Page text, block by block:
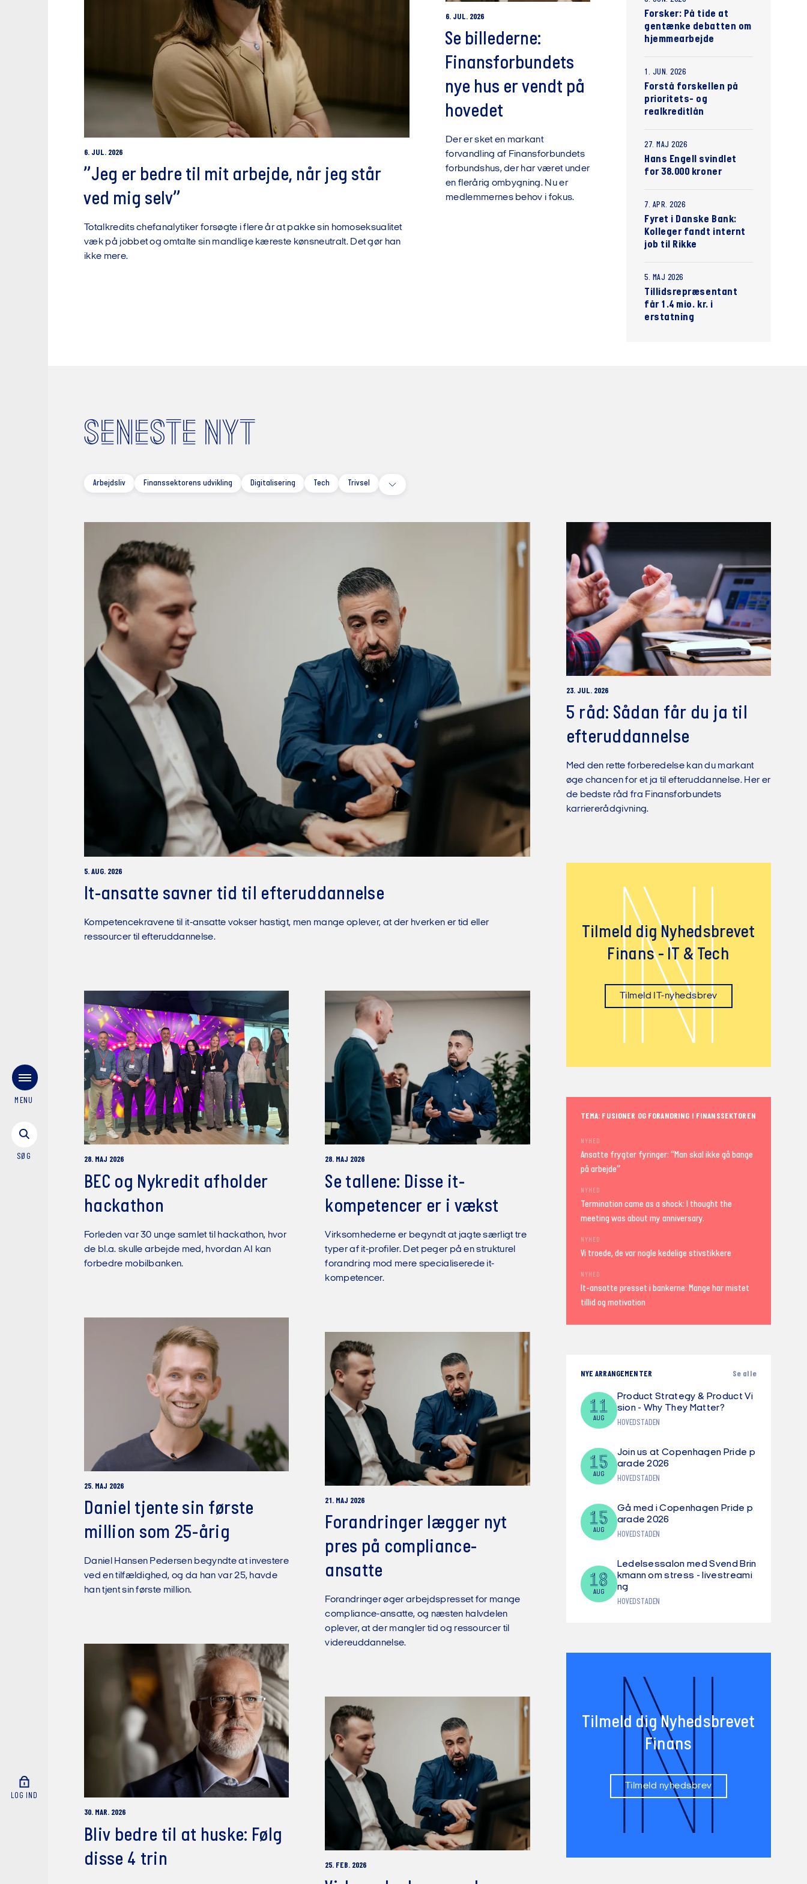
MENU
SØG
LOG IND
6. JUL. 2026
”Jeg er bedre til mit arbejde, når jeg står
ved mig selv”
Totalkredits chefanalytiker forsøgte i flere år at pakke sin homoseksualitet
væk på jobbet og omtalte sin mandlige kæreste kønsneutralt. Det gør han
ikke mere.
6. JUL. 2026
Se billederne:
Finansforbundets
nye hus er vendt på
hovedet
Der er sket en markant
forvandling af Finansforbundets
forbundshus, der har været under
en flerårig ombygning. Nu er
medlemmernes behov i fokus.
Forsker: På tide at
gentænke debatten om
hjemmearbejde
1. JUN. 2026
Forstå forskellen på
prioritets- og
realkreditlån
27. MAJ 2026
Hans Engell svindlet
for 38.000 kroner
7. APR. 2026
Fyret i Danske Bank:
Kolleger fandt internt
job til Rikke
5. MAJ 2026
Tillidsrepræsentant
får 1.4 mio. kr. i
erstatning
SENESTE NYT
Arbejdsliv Finanssektorens udvikling Digitalisering Tech Trivsel
5. AUG. 2026
It-ansatte savner tid til efteruddannelse
Kompetencekravene til it-ansatte vokser hastigt, men mange oplever, at der hverken er tid eller
ressourcer til efteruddannelse.
23. JUL. 2026
5 råd: Sådan får du ja til
efteruddannelse
Med den rette forberedelse kan du markant
øge chancen for et ja til efteruddannelse. Her er
de bedste råd fra Finansforbundets
karriererådgivning.
N
Tilmeld dig Nyhedsbrevet
Finans - IT & Tech
Tilmeld IT-nyhedsbrev
28. MAJ 2026
BEC og Nykredit afholder
hackathon
Forleden var 30 unge samlet til hackathon, hvor
de bl.a. skulle arbejde med, hvordan AI kan
forbedre mobilbanken.
28. MAJ 2026
Se tallene: Disse it-
kompetencer er i vækst
Virksomhederne er begyndt at jagte særligt tre
typer af it-profiler. Det peger på en strukturel
forandring mod mere specialiserede it-
kompetencer.
TEMA: FUSIONER OG FORANDRING I FINANSSEKTOREN
NYHED
Ansatte frygter fyringer: “Man skal ikke gå bange
på arbejde”
NYHED
Termination came as a shock: I thought the
meeting was about my anniversary.
NYHED
Vi troede, de var nogle kedelige stivstikkere
NYHED
It-ansatte presset i bankerne: Mange har mistet
tillid og motivation
25. MAJ 2026
Daniel tjente sin første
million som 25-årig
Daniel Hansen Pedersen begyndte at investere
ved en tilfældighed, og da han var 25, havde
han tjent sin første million.
21. MAJ 2026
Forandringer lægger nyt
pres på compliance-
ansatte
Forandringer øger arbejdspresset for mange
compliance-ansatte, og næsten halvdelen
oplever, at der mangler tid og ressourcer til
videreuddannelse.
NYE ARRANGEMENTER Se alle
11
AUG
Product Strategy & Product Vi
sion - Why They Matter?
HOVEDSTADEN
15
AUG
Join us at Copenhagen Pride p
arade 2026
HOVEDSTADEN
15
AUG
Gå med i Copenhagen Pride p
arade 2026
HOVEDSTADEN
18
AUG
Ledelsessalon med Svend Brin
kmann om stress - livestreami
ng
HOVEDSTADEN
30. MAR. 2026
Bliv bedre til at huske: Følg
disse 4 trin
N
Tilmeld dig Nyhedsbrevet
Finans
Tilmeld nyhedsbrev
25. FEB. 2026